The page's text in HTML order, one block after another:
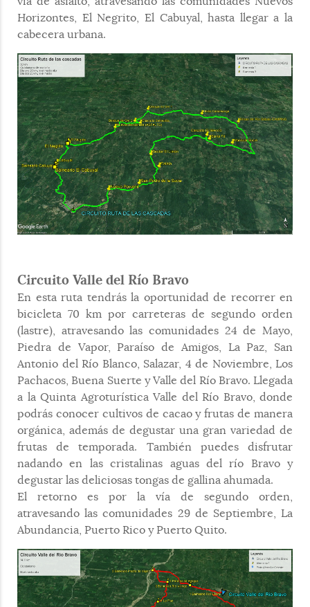
Horizontes, El Negrito, El Cabuyal, hasta llegar a la
cabecera urbana.
Circuito Valle del Río Bravo
En esta ruta tendrás la oportunidad de recorrer en
bicicleta 70 km por carreteras de segundo orden
(lastre), atravesando las comunidades 24 de Mayo,
Piedra de Vapor, Paraíso de Amigos, La Paz, San
Antonio del Río Blanco, Salazar, 4 de Noviembre, Los
Pachacos, Buena Suerte y Valle del Río Bravo. Llegada
a la Quinta Agroturística Valle del Río Bravo, donde
podrás conocer cultivos de cacao y frutas de manera
orgánica, además de degustar una gran variedad de
frutas de temporada. También puedes disfrutar
nadando en las cristalinas aguas del río Bravo y
degustar las deliciosas tongas de gallina ahumada.
El retorno es por la vía de segundo orden,
atravesando las comunidades 29 de Septiembre, La
Abundancia, Puerto Rico y Puerto Quito.